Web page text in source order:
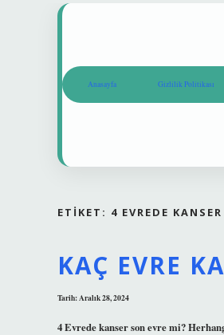
Anasayfa Gizlilik Politikası
ETIKET: 4 EVREDE
KAÇ EVRE
Tarih: Aralık 28, 2024
4 Evrede kanser son evre mi?